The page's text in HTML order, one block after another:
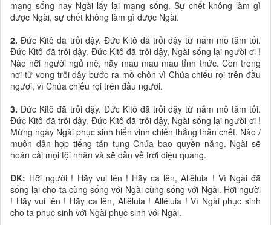
mạng sống nay Ngài lấy lại mạng sống. Sự chết không làm gì
được Ngài, sự chết không làm gì được Ngài.
2. Đức Kitô đã trỗi dậy. Đức Kitô đã trỗi dậy từ nấm mồ tăm tối.
Đức Kitô đã trỗi dậy. Đức Kitô đã trỗi dậy, Ngài sống lại người ơi !
Nào hỡi người ngủ mê, hãy mau mau mau tỉnh thức. Còn trong
nơi tử vong trỗi dậy bước ra mồ chôn vì Chúa chiếu rọi trên đầu
ngươi, vì Chúa chiếu rọi trên đầu ngươi.
3.Đức Kitô đã trỗi dậy. Đức Kitô đã trỗi dậy từ nấm mồ tăm tối.
Đức Kitô đã trỗi dậy. Đức Kitô đã trỗi dậy, Ngài sống lại người ơi !
Mừng ngày Ngài phục sinh hiển vinh chiến thắng thần chết. Nào /
muôn dân hợp tiếng tán tụng Chúa bao quyền năng. Ngài sẽ
hoán cải mọi tội nhân và sẽ dẫn về trời diệu quang.
ĐK: Hỡi người ! Hãy vui lên ! Hãy ca lên, Allêluia ! Vì Ngài đã
sống lại cho ta cùng sống với Ngài cùng sống với Ngài. Hỡi người
! Hãy vui lên ! Hãy ca lên, Allêluia ! Allêluia ! Vì Ngài phục sinh
cho ta phục sinh với Ngài phục sinh với Ngài.